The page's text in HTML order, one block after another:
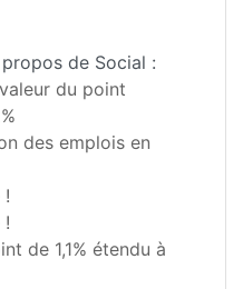
de Social :
du point
des emplois en
!
!
de 1,1% étendu à